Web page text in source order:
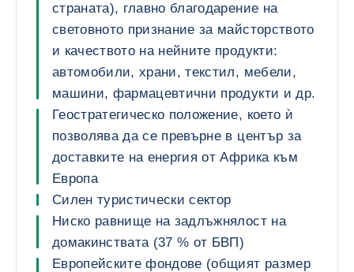
страната), главно благодарение на
световното признание за майсторството
и качеството на нейните продукти:
автомобили, храни, текстил, мебели,
машини, фармацевтични продукти и др.
Геостратегическо положение, което ѝ
позволява да се превърне в център за
доставките на енергия от Африка към
Европа
Силен туристически сектор
Ниско равнище на задлъжнялост на
домакинствата (37 % от БВП)
Европейските фондове (общият размер